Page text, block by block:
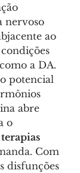
nervoso
ao
a DA.
potencial
abre
o
terapias
Com
disfunções